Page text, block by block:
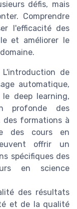
défis, mais
Comprendre
l'efficacité des
et améliorer le
de
automatique,
deep learning,
profonde des
des formations à
des cours en
offrir un
spécifiques des
en science
des résultats
et de la qualité